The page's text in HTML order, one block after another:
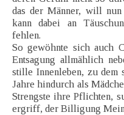
das der Männer, will
kann dabei an
fehlen.
So gewöhnte sich auch
Entsagung allmählich
stille Innenleben, zu dem
Jahre hindurch als
Strengste ihre Pflichten,
ergriff, der Billigung